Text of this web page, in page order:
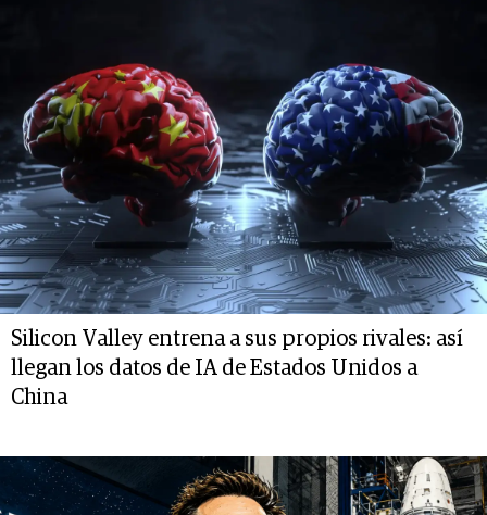
Silicon Valley entrena a sus propios rivales: así
llegan los datos de IA de Estados Unidos a
China